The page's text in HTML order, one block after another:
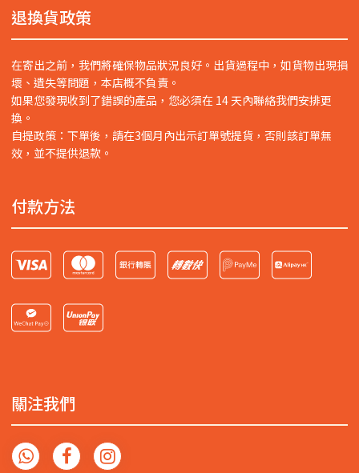
退換貨政策
在寄出之前，我們將確保物品狀況良好。出貨過程中，如貨物出現損
壞、遺失等問題，本店概不負責。
如果您發現收到了錯誤的產品，您必須在 14 天內聯絡我們安排更
換。
自提政策：下單後，請在3個月內出示訂單號提貨，否則該訂單無
效，並不提供退款。
付款方法
關注我們